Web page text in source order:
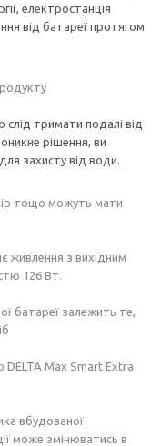
електростанція
від батареї протягом
слід тримати подалі від
рішення, ви
захисту від води.
тощо можуть мати
живлення з вихідним
126 Вт.
батареї залежить те,
DELTA Max Smart Extra
вбудованої
може змінюватись в